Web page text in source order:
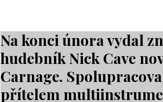
Na konci února vydal
hudebník Nick Cave
Carnage.
přítelem